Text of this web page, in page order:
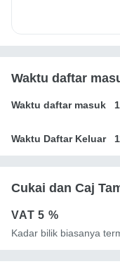
Waktu daftar
Waktu daftar masuk
Waktu Daftar Keluar
Cukai dan Caj
VAT5 %
Kadar bilik biasanya